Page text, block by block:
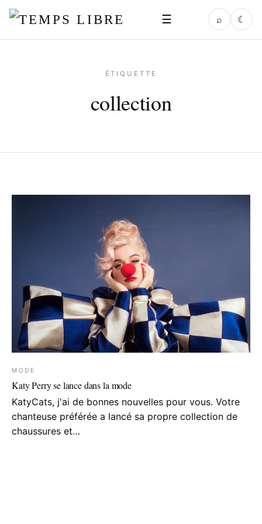
☰ ⌕ ☾
ÉTIQUETTE
collection
MODE
Katy Perry se lance dans la mode
KatyCats, j'ai de bonnes nouvelles pour vous. Votre
chanteuse préférée a lancé sa propre collection de
chaussures et…